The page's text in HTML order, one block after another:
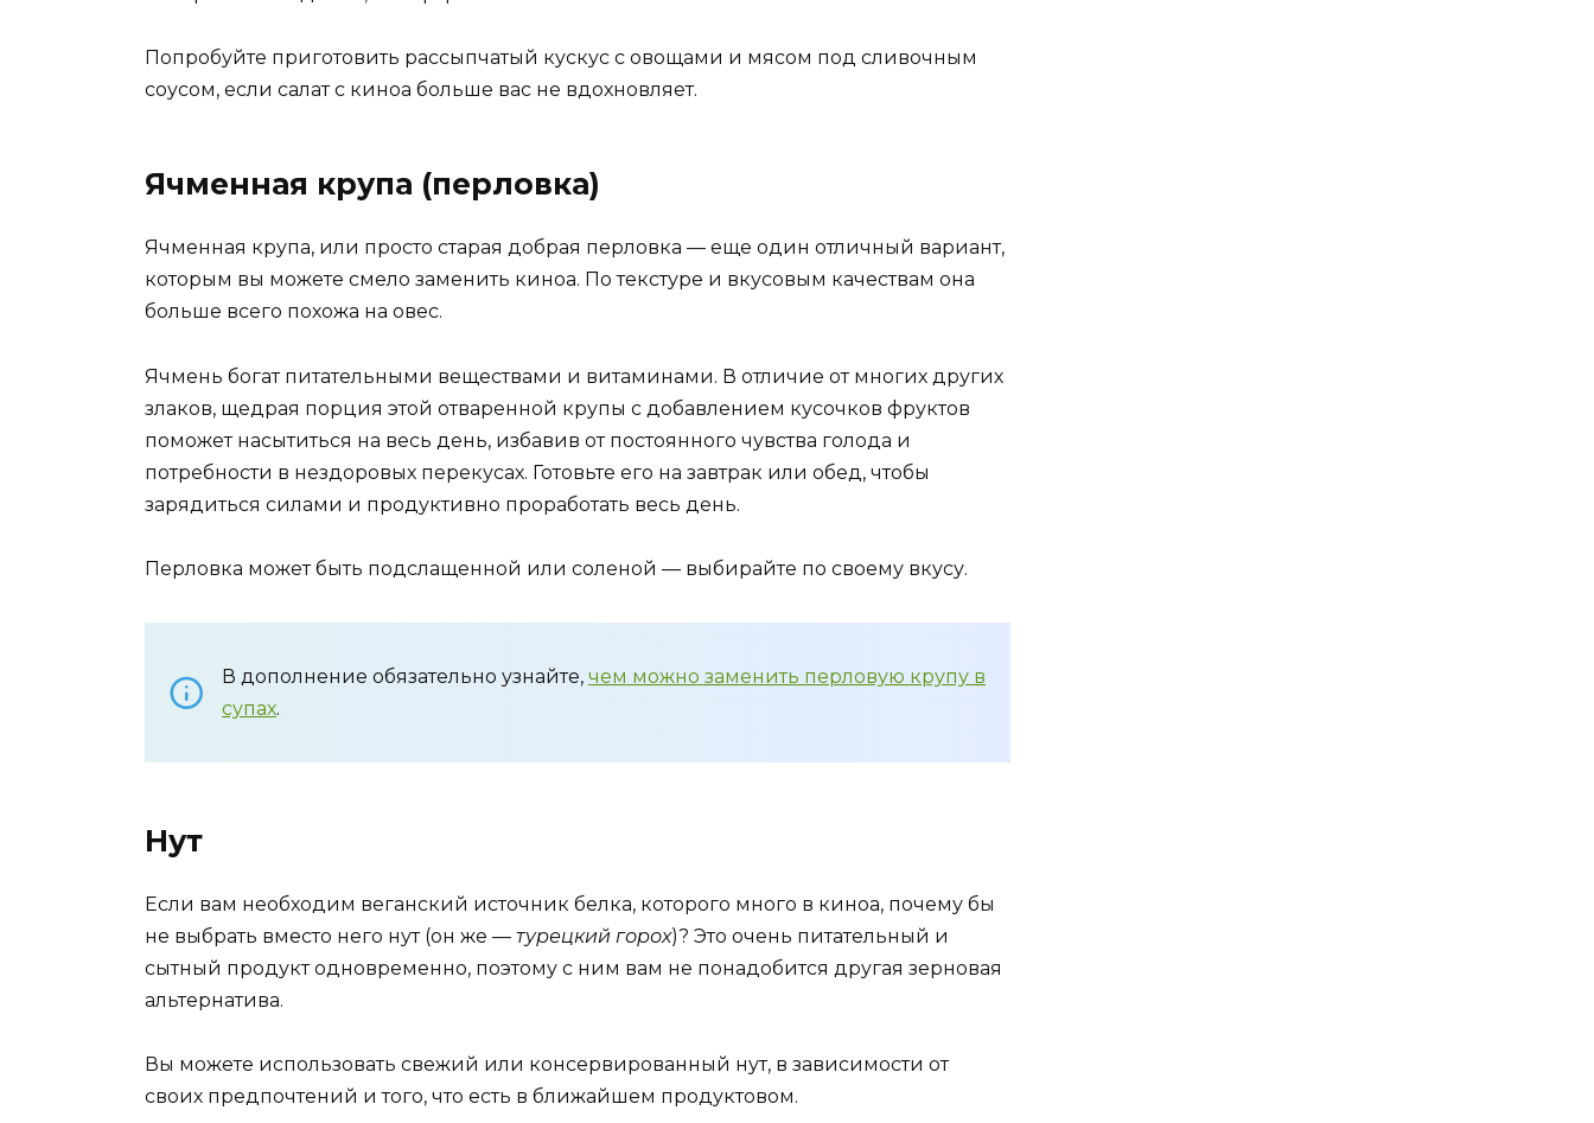
Попробуйте приготовить рассыпчатый кускус с овощами и мясом под сливочным
соусом, если салат с киноа больше вас не вдохновляет.
Ячменная крупа (перловка)
Ячменная крупа, или просто старая добрая перловка — еще один отличный вариант,
которым вы можете смело заменить киноа. По текстуре и вкусовым качествам она
больше всего похожа на овес.
Ячмень богат питательными веществами и витаминами. В отличие от многих других
злаков, щедрая порция этой отваренной крупы с добавлением кусочков фруктов
поможет насытиться на весь день, избавив от постоянного чувства голода и
потребности в нездоровых перекусах. Готовьте его на завтрак или обед, чтобы
зарядиться силами и продуктивно проработать весь день.
Перловка может быть подслащенной или соленой — выбирайте по своему вкусу.
В дополнение обязательно узнайте, чем можно заменить перловую крупу в
супах.
Нут
Если вам необходим веганский источник белка, которого много в киноа, почему бы
не выбрать вместо него нут (он же — турецкий горох)? Это очень питательный и
сытный продукт одновременно, поэтому с ним вам не понадобится другая зерновая
альтернатива.
Вы можете использовать свежий или консервированный нут, в зависимости от
своих предпочтений и того, что есть в ближайшем продуктовом.